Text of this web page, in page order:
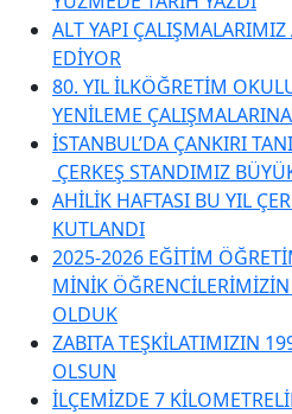
ALT YAPI
EDİYOR
80. YIL İLKÖĞRETİM
YENİLEME
İSTANBUL’DA ÇANKIRI
ÇERKEŞ STANDIMIZ
AHİLİK HAFTASI BU YIL
KUTLANDI
2025-2026 EĞİTİM
MİNİK
OLDUK
ZABITA TEŞKİLATIMIZIN
OLSUN
İLÇEMİZDE 7